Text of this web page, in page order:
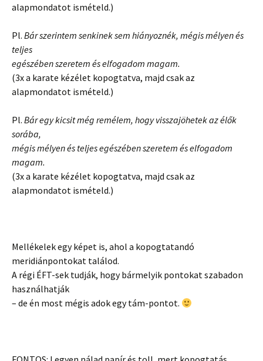
alapmondatot ismételd.)
Pl. Bár szerintem senkinek sem hiányoznék, mégis mélyen és
teljes
egészében szeretem és elfogadom magam.
(3x a karate kézélet kopogtatva, majd csak az
alapmondatot ismételd.)
Pl. Bár egy kicsit még remélem, hogy visszajöhetek az élők
sorába,
mégis mélyen és teljes egészében szeretem és elfogadom
magam.
(3x a karate kézélet kopogtatva, majd csak az
alapmondatot ismételd.)
Mellékelek egy képet is, ahol a kopogtatandó
meridiánpontokat találod.
A régi ÉFT-sek tudják, hogy bármelyik pontokat szabadon
használhatják
– de én most mégis adok egy tám-pontot.